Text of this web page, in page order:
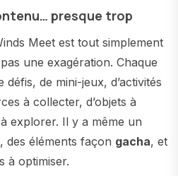
presque trop
Meet est tout simplement
une exagération. Chaque
de mini-jeux, d’activités
à collecter, d’objets à
explorer. Il y a même un
, des éléments façon gacha, et
à optimiser.